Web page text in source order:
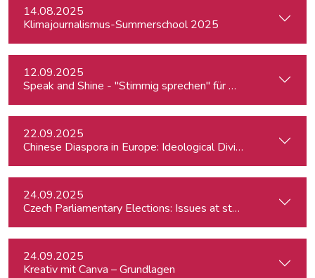
14.08.2025
Klimajournalismus-Summerschool 2025
12.09.2025
Speak and Shine - "Stimmig sprechen" für Podcast,
22.09.2025
Chinese Diaspora in Europe: Ideological Divides,
24.09.2025
Czech Parliamentary Elections: Issues at stake and
24.09.2025
Kreativ mit Canva – Grundlagen